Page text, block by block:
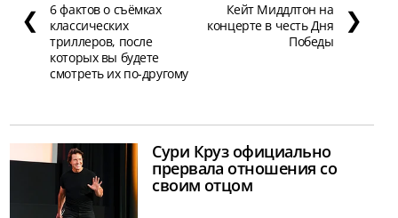
❮
6 фактов о съёмках
классических
триллеров, после
которых вы будете
смотреть их по-другому
Кейт Миддлтон на
концерте в честь Дня
Победы
❯
Сури Круз официально
прервала отношения со
своим отцом